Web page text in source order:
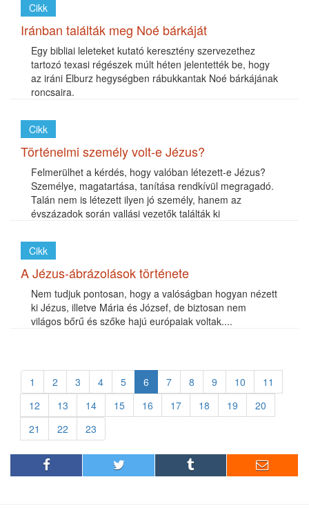
Cikk
Iránban találták meg Noé bárkáját
Egy bibliai leleteket kutató keresztény szervezethez
tartozó texasi régészek múlt héten jelentették be, hogy
az iráni Elburz hegységben rábukkantak Noé bárkájának
roncsaira.
Cikk
Történelmi személy volt-e Jézus?
Felmerülhet a kérdés, hogy valóban létezett-e Jézus?
Személye, magatartása, tanítása rendkívül megragadó.
Talán nem is létezett ilyen jó személy, hanem az
évszázadok során vallási vezetők találták ki
Cikk
A Jézus-ábrázolások története
Nem tudjuk pontosan, hogy a valóságban hogyan nézett
ki Jézus, illetve Mária és József, de biztosan nem
világos bőrű és szőke hajú európaiak voltak....
1 2 3 4 5 6 7 8 9 10
11
12
13 14 15 16 17 18 19
20
21
22 23